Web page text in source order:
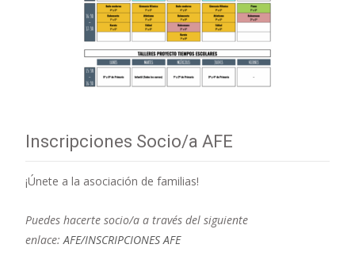
Inscripciones Socio/a AFE
¡Únete a la asociación de familias!
Puedes hacerte socio/a a través del siguiente
enlace:AFE/INSCRIPCIONES AFE